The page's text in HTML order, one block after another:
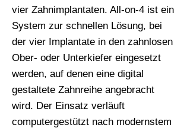
vier Zahnimplantaten. All-on-4 ist ein
System zur schnellen Lösung, bei
der vier Implantate in den zahnlosen
Ober- oder Unterkiefer eingesetzt
werden, auf denen eine digital
gestaltete Zahnreihe angebracht
wird. Der Einsatz verläuft
computergestützt nach modernstem